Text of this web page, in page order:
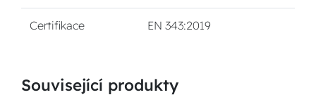
Certifikace EN 343:2019
Související produkty